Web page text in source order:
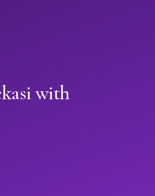
with